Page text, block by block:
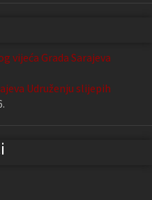
vijeća Grada Sarajeva
Udruženju slijepih